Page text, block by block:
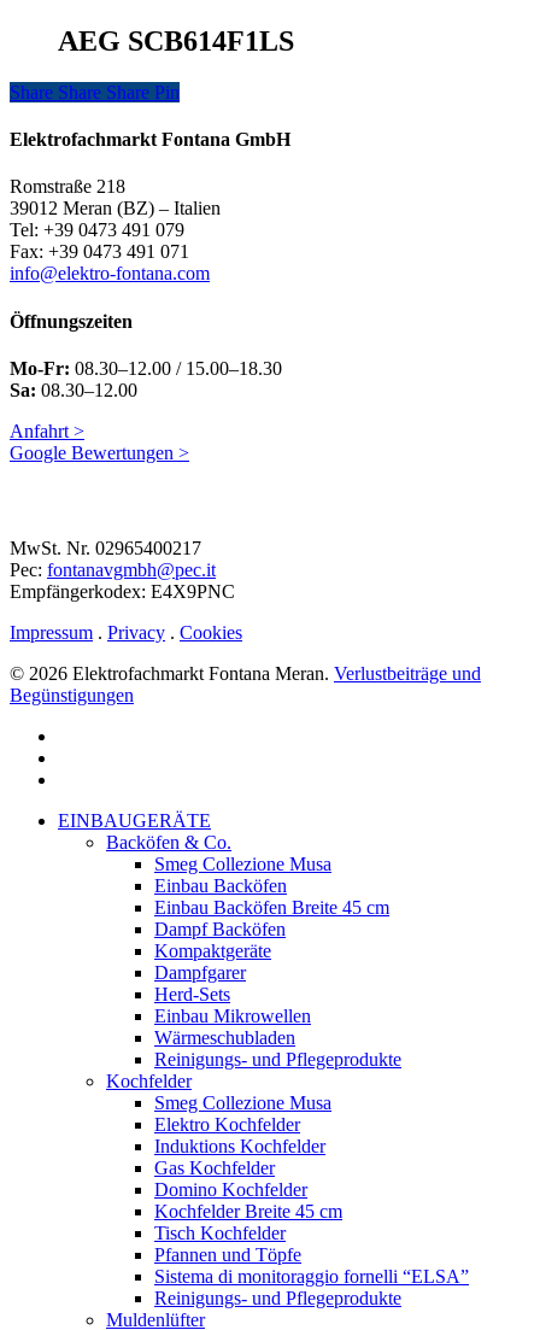
AEG SCB614F1LS
Share
Share Share Share Pin
Elektrofachmarkt Fontana GmbH
Romstraße 218
39012 Meran (BZ) – Italien
Tel: +39 0473 491 079
Fax: +39 0473 491 071
info@elektro-fontana.com
Öffnungszeiten
Mo-Fr: 08.30–12.00 / 15.00–18.30
Sa: 08.30–12.00
Anfahrt >
Google Bewertungen >
MwSt. Nr. 02965400217
Pec: fontanavgmbh@pec.it
Empfängerkodex: E4X9PNC
Impressum . Privacy . Cookies
© 2026 Elektrofachmarkt Fontana Meran. Verlustbeiträge und
Begünstigungen
Menu
Close
EINBAUGERÄTE
Backöfen & Co.
Smeg Collezione Musa
Einbau Backöfen
Einbau Backöfen Breite 45 cm
Dampf Backöfen
Kompaktgeräte
Dampfgarer
Herd-Sets
Einbau Mikrowellen
Wärmeschubladen
Reinigungs- und Pflegeprodukte
Kochfelder
Smeg Collezione Musa
Elektro Kochfelder
Induktions Kochfelder
Gas Kochfelder
Domino Kochfelder
Kochfelder Breite 45 cm
Tisch Kochfelder
Pfannen und Töpfe
Sistema di monitoraggio fornelli “ELSA”
Reinigungs- und Pflegeprodukte
Muldenlüfter